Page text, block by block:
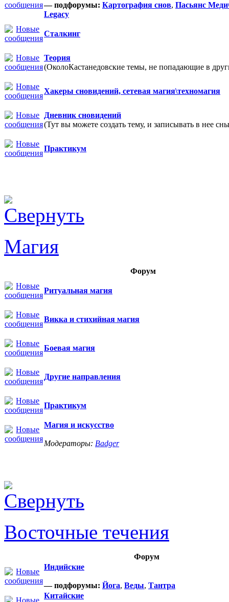
— подфорумы: Картография снов, Пасьянс
Legacy
Сталкинг
Теория
(ОколоКастанедовские темы, не попадающие в
Хакеры сновидений, сетевая магия\техномагия
Дневник сновидений
(Тут вы можете создать тему, и записывать в нее
Практикум
Магия
Форум
Ритуальная магия
Викка и стихийная магия
Боевая магия
Другие направления
Практикум
Магия и искусство
Модераторы: Badger
Восточные течения
Форум
Индийские
— подфорумы: Йога, Веды, Тантра
Китайские